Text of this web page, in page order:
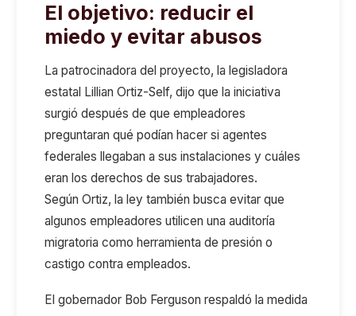
El objetivo: reducir el
miedo y evitar abusos
La patrocinadora del proyecto, la legisladora
estatal Lillian Ortiz-Self, dijo que la iniciativa
surgió después de que empleadores
preguntaran qué podían hacer si agentes
federales llegaban a sus instalaciones y cuáles
eran los derechos de sus trabajadores.
Según Ortiz, la ley también busca evitar que
algunos empleadores utilicen una auditoría
migratoria como herramienta de presión o
castigo contra empleados.
El gobernador Bob Ferguson respaldó la medida